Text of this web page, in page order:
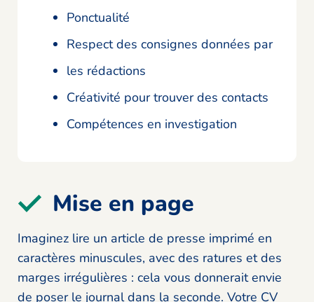
Ponctualité
Respect des consignes données par
les rédactions
Créativité pour trouver des contacts
Compétences en investigation
Mise en page
Imaginez lire un article de presse imprimé en
caractères minuscules, avec des ratures et des
marges irrégulières : cela vous donnerait envie
de poser le journal dans la seconde. Votre CV